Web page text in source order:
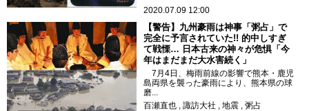
2020.07.09 12:00
【警告】九州豪雨は神事「粥占」で
完全に予言されていた!! 的中しすぎ
て戦慄… 日本古来の神々が危惧「今
年はまだまだ大水害続く」
7月4日、梅雨前線の影響で熊本・鹿児
島両県を襲った豪雨により、熊本県の球
磨...
百瀬直也
諏訪大社 地震
粥占